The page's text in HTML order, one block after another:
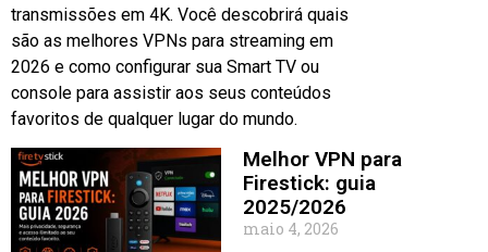
transmissões em 4K. Você descobrirá quais
são as melhores VPNs para streaming em
2026 e como configurar sua Smart TV ou
console para assistir aos seus conteúdos
favoritos de qualquer lugar do mundo.
Melhor VPN para
Firestick: guia
2025/2026
maio 4, 2026